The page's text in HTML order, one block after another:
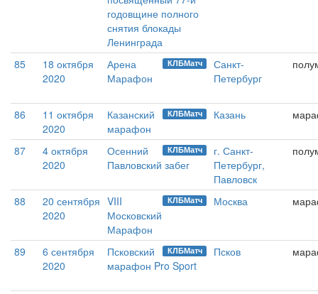
годовщине полного
снятия блокады
Ленинграда
85
18 октября
2020
КЛБМатч
Арена
Марафон
Санкт-
Петербург
86
11 октября
2020
КЛБМатч
Казанский
марафон
Казань
87
4 октября
2020
КЛБМатч
Осенний
Павловский забег
г. Санкт-
Петербург,
Павловск
88
20 сентября
2020
КЛБМатч
VIII
Московский
Марафон
Москва
89
6 сентября
2020
КЛБМатч
Псковский
марафон Pro Sport
Псков